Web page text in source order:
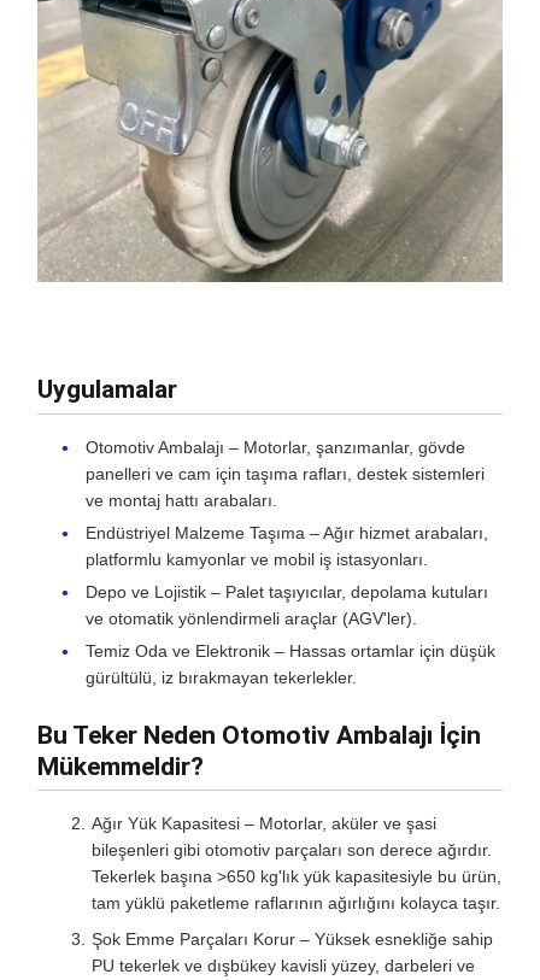
Uygulamalar
Otomotiv Ambalajı – Motorlar, şanzımanlar, gövde
panelleri ve cam için taşıma rafları, destek sistemleri
ve montaj hattı arabaları.
Endüstriyel Malzeme Taşıma – Ağır hizmet arabaları,
platformlu kamyonlar ve mobil iş istasyonları.
Depo ve Lojistik – Palet taşıyıcılar, depolama kutuları
ve otomatik yönlendirmeli araçlar (AGV'ler).
Temiz Oda ve Elektronik – Hassas ortamlar için düşük
gürültülü, iz bırakmayan tekerlekler.
Bu Teker Neden Otomotiv Ambalajı İçin
Mükemmeldir?
Ağır Yük Kapasitesi – Motorlar, aküler ve şasi
bileşenleri gibi otomotiv parçaları son derece ağırdır.
Tekerlek başına >650 kg'lık yük kapasitesiyle bu ürün,
tam yüklü paketleme raflarının ağırlığını kolayca taşır.
Şok Emme Parçaları Korur – Yüksek esnekliğe sahip
PU tekerlek ve dışbükey kavisli yüzey, darbeleri ve